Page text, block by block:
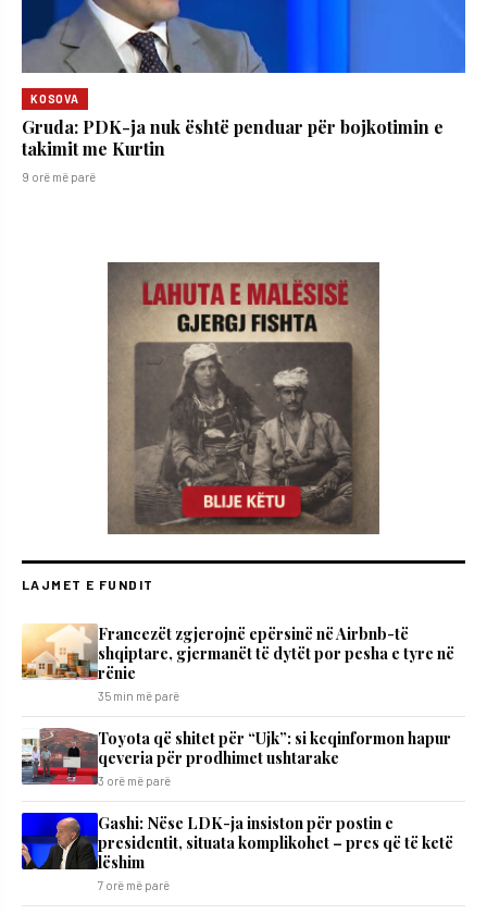
KOSOVA
Gruda: PDK-ja nuk është penduar për bojkotimin e
takimit me Kurtin
9 orë më parë
LAJMET E FUNDIT
Francezët zgjerojnë epërsinë në Airbnb-të
shqiptare, gjermanët të dytët por pesha e tyre në
rënie
35 min më parë
Toyota që shitet për “Ujk”: si keqinformon hapur
qeveria për prodhimet ushtarake
3 orë më parë
Gashi: Nëse LDK-ja insiston për postin e
presidentit, situata komplikohet – pres që të ketë
lëshim
7 orë më parë